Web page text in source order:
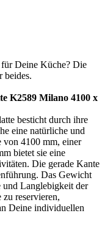
Deine Küche? Die
beides.
K2589 Milano 4100 x
besticht durch ihre
eine natürliche und
von 4100 mm, einer
bietet sie eine
Die gerade Kante
Das Gewicht
Langlebigkeit der
reservieren,
Deine individuellen